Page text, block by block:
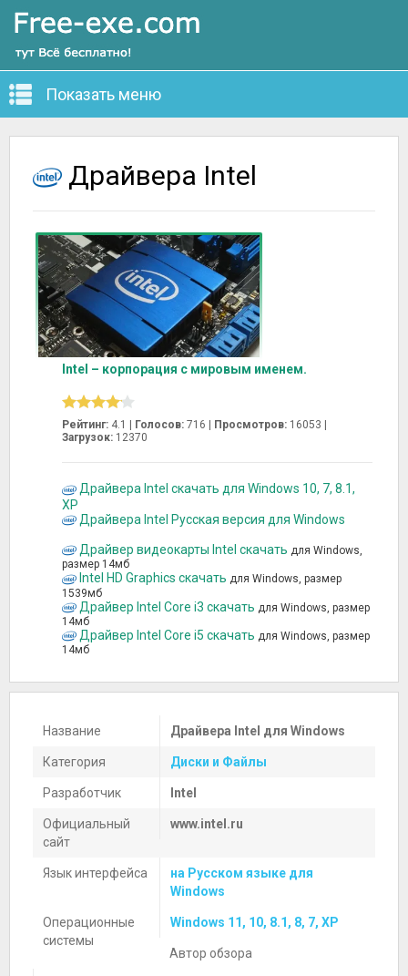
Показать меню
Драйвера Intel
Intel – корпорация с мировым именем.
Рейтинг: 4.1 | Голосов: 716 Просмотров: 16053 |
Загрузок: 12370
Драйвера Intel скачать для Windows 10, 7, 8.1,
XP
Драйвера Intel Русская версия для Windows
Драйвер видеокарты Intel скачать для Windows,
размер 14мб
Intel HD Graphics скачать для Windows, размер
1539мб
Драйвер Intel Core i3 скачать для Windows, размер
14мб
Драйвер Intel Core i5 скачать для Windows, размер
14мб
Название Драйвера Intel для Windows
Категория Диски и Файлы
Разработчик Intel
Официальный
сайт
www.intel.ru
Язык интерфейса
на Русском языке для
Windows
Операционные
системы
Windows 11, 10, 8.1, 8, 7, XP
Автор обзора